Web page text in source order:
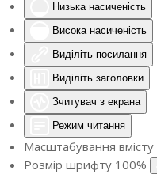
Низька насиченість
Висока насиченість
Виділіть посилання
Виділіть заголовки
Зчитувач з екрана
Режим читання
Масштабування вмісту
Розмір шрифту 100%